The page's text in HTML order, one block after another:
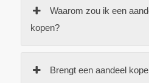
Waarom zou ik een
kopen?
Brengt een aandeel